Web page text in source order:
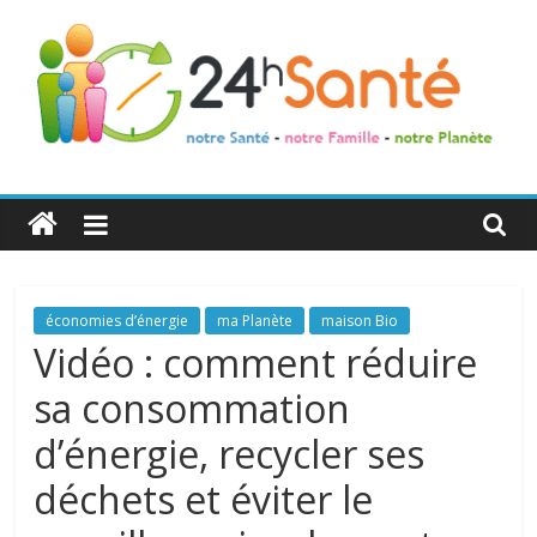
24h
Santé
La
santé
toute
famille
économies d’énergie ma Planète maison Bio
Vidéo : comment réduire
sa consommation
d’énergie, recycler ses
déchets et éviter le